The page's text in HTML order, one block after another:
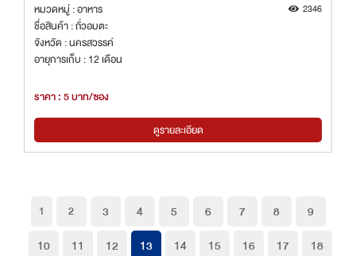
หมวดหมู่ : อาหาร 2346
ชื่อสินค้า : ถั่วอมตะ
จังหวัด : นครสวรรค์
อายุการเก็บ : 12 เดือน
ราคา : 5 บาท/ซอง
ดูรายละเอียด
1 2 3 4 5 6 7 8
9
10
11 12 13 14 15 16 17
18